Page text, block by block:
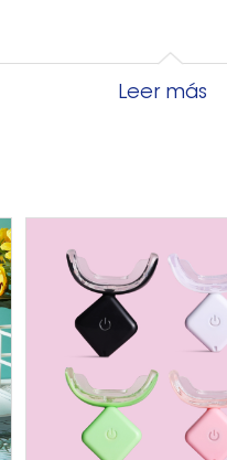
Leer más